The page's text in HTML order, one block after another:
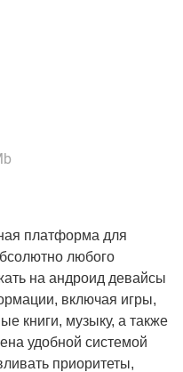
платформа для
любого
на андроид девайсы
включая игры,
книги, музыку, а также
удобной системой
приоритеты,